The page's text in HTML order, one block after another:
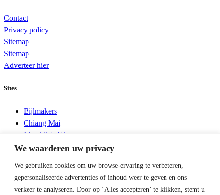
We waarderen uw privacy
We gebruiken cookies om uw browse-ervaring te verbeteren,
gepersonaliseerde advertenties of inhoud weer te geven en ons
verkeer te analyseren. Door op ‘Alles accepteren’ te klikken, stemt u
Contact
Privacy policy
Sitemap
Sitemap
Adverteer hier
Sites
Bijlmakers
Chiang Mai
Checklists Ghana
Défense des Cultures Tchad
Integrated Pest Management
Madonna del Piatto